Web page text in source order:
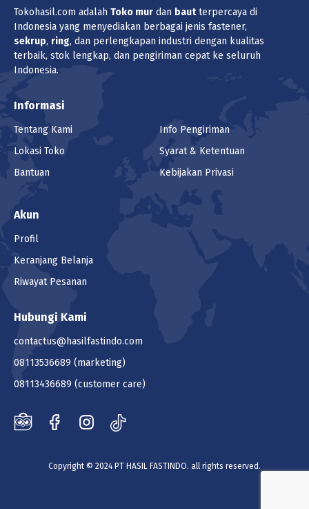
Tokohasil.com adalah Toko mur dan bautterpercaya di
Indonesia yang menyediakan berbagai jenis fastener,
sekrup, ring, dan perlengkapan industri dengan kualitas
terbaik, stok lengkap, dan pengiriman cepat ke seluruh
Indonesia.
Informasi
Tentang Kami
Lokasi Toko
Bantuan
Info Pengiriman
Syarat & Ketentuan
Kebijakan Privasi
Akun
Profil
Keranjang Belanja
Riwayat Pesanan
Hubungi Kami
contactus@hasilfastindo.com
08113536689 (marketing)
08113436689 (customer care)
Copyright © 2024 PT HASIL FASTINDO. all rights reserved.